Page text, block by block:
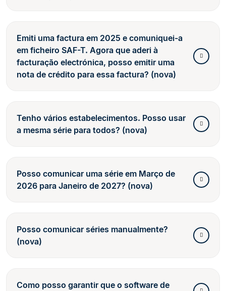
Emiti uma factura em 2025 e comuniquei-a
em ficheiro SAF-T. Agora que aderi à
facturação electrónica, posso emitir uma
nota de crédito para essa factura? (nova)
Tenho vários estabelecimentos. Posso usar
a mesma série para todos? (nova)
Posso comunicar uma série em Março de
2026 para Janeiro de 2027? (nova)
Posso comunicar séries manualmente?
(nova)
Como posso garantir que o software de